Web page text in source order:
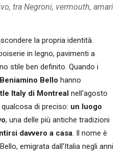
tra Negroni, vermouth, amari
la propria identità.
in legno, pavimenti a
stile ben definito. Quando i
Beniamino Bello hanno
Italy di Montreal nell'agosto
di preciso: un luogo
, una delle più antiche tradizioni
davvero a casa. Il nome è
emigrata dall'Italia negli anni